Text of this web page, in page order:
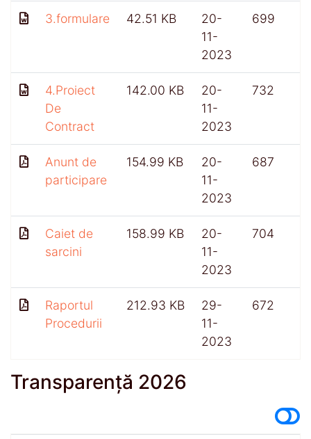
3.formulare 42.51 KB
20-
11-
2023
699
4.Proiect
De
Contract
142.00 KB
20-
11-
2023
732
Anunt de
participare
154.99 KB
20-
11-
2023
687
Caiet de
sarcini
158.99 KB
20-
11-
2023
704
Raportul
Procedurii
212.93 KB
29-
11-
2023
672
Transparență 2026